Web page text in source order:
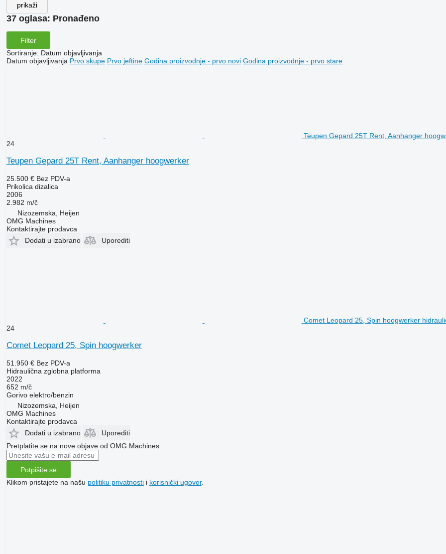
prikaži
37 oglasa: Pronađeno
Filter
Sortiranje: Datum objavljivanja
Datum objavljivanja Prvo skupe Prvo jeftine Godina proizvodnje - prvo novi Godina proizvodnje - prvo stare
Teupen Gepard 25T Rent, Aanhanger
24
Teupen Gepard 25T Rent, Aanhanger hoogwerker
25.500 € Bez PDV-a
Prikolica dizalica
2006
2.982 m/č
Nizozemska, Heijen
OMG Machines
Kontaktirajte prodavca
Dodati u izabrano
Uporediti
Comet Leopard 25, Spin hoogwerker
24
Comet Leopard 25, Spin hoogwerker
51.950 € Bez PDV-a
Hidraulična zglobna platforma
2022
652 m/č
Gorivo elektro/benzin
Nizozemska, Heijen
OMG Machines
Kontaktirajte prodavca
Dodati u izabrano
Uporediti
Pretplatite se na nove objave od OMG Machines
Potpišite se
Klikom pristajete na našu politiku privatnostii korisnički ugovor.